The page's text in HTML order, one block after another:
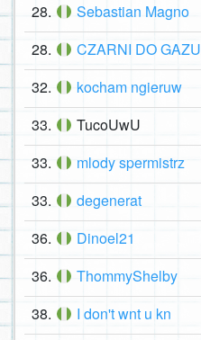
28. Sebastian Magno
28. CZARNI DO GAZU
32. kocham ngieruw
33. TucoUwU
33. mlody spermistrz
33. degenerat
36. Dinoel21
36. ThommyShelby
38. I don't wnt u kn